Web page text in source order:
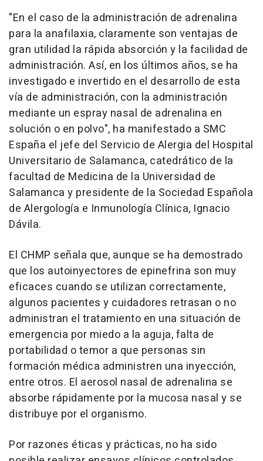
"En el caso de la administración de adrenalina
para la anafilaxia, claramente son ventajas de
gran utilidad la rápida absorción y la facilidad de
administración. Así, en los últimos años, se ha
investigado e invertido en el desarrollo de esta
vía de administración, con la administración
mediante un espray nasal de adrenalina en
solución o en polvo", ha manifestado a SMC
España el jefe del Servicio de Alergia del Hospital
Universitario de Salamanca, catedrático de la
facultad de Medicina de la Universidad de
Salamanca y presidente de la Sociedad Española
de Alergología e Inmunología Clínica, Ignacio
Dávila.
El CHMP señala que, aunque se ha demostrado
que los autoinyectores de epinefrina son muy
eficaces cuando se utilizan correctamente,
algunos pacientes y cuidadores retrasan o no
administran el tratamiento en una situación de
emergencia por miedo a la aguja, falta de
portabilidad o temor a que personas sin
formación médica administren una inyección,
entre otros. El aerosol nasal de adrenalina se
absorbe rápidamente por la mucosa nasal y se
distribuye por el organismo.
Por razones éticas y prácticas, no ha sido